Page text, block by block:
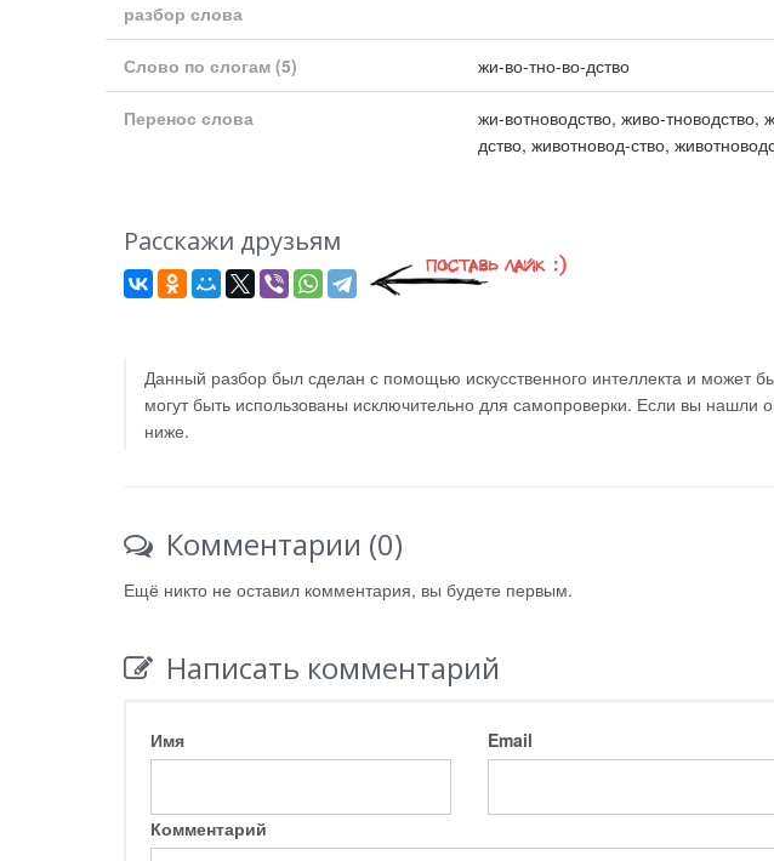
разбор слова
Слово по слогам (5) жи-во-тно-во-дство
Перенос слова
жи-вотноводство, живо-тноводство,
дство, животновод-ство,
Расскажи друзьям
Данный разбор был сделан с помощью искусственного интеллекта и может
могут быть использованы исключительно для самопроверки. Если вы нашли
ниже.
Комментарии (0)
Ещё никто не оставил комментария, вы будете первым.
Написать комментарий
Имя Email
Комментарий